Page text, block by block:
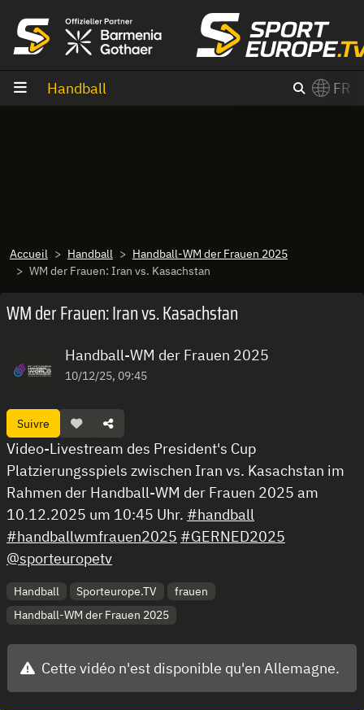
Handball FR
Accueil Handball
Handball-WM der Frauen 2025
WM der Frauen: Iran vs. Kasachstan
WM der Frauen: Iran vs. Kasachstan
Handball-WM der Frauen 2025
10/12/25, 09:45
Suivre
Video-Livestream des President's Cup
Platzierungsspiels zwischen Iran vs. Kasachstan im
Rahmen der Handball-WM der Frauen 2025 am
10.12.2025 um 10:45 Uhr. #handball
#handballwmfrauen2025 #GERNED2025
@sporteuropetv
Handball Sporteurope.TV
frauen
Handball-WM der Frauen 2025
Cette vidéo n'est disponible qu'en Allemagne.